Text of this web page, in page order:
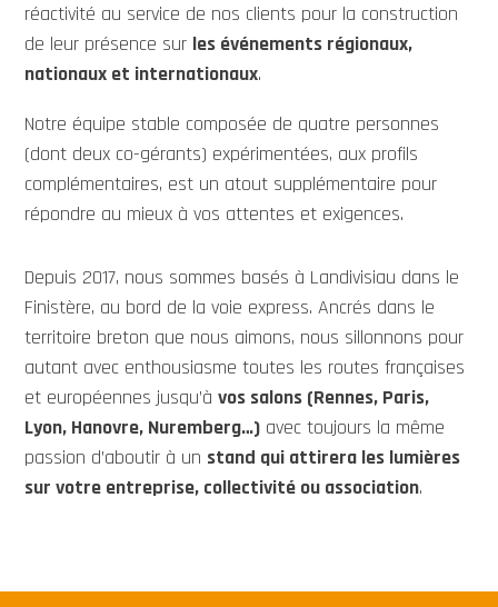
réactivité au service de nos clients pour la construction
de leur présence sur les événements régionaux,
nationaux et internationaux.
Notre équipe stable composée de quatre personnes
(dont deux co-gérants) expérimentées, aux profils
complémentaires, est un atout supplémentaire pour
répondre au mieux à vos attentes et exigences.
Depuis 2017, nous sommes basés à Landivisiau dans le
Finistère, au bord de la voie express. Ancrés dans le
territoire breton que nous aimons, nous sillonnons pour
autant avec enthousiasme toutes les routes françaises
et européennes jusqu’àvos salons (Rennes, Paris,
Lyon, Hanovre, Nuremberg…) avec toujours la même
passion d’aboutir à un stand qui attirera les lumières
sur votre entreprise, collectivité ou association.